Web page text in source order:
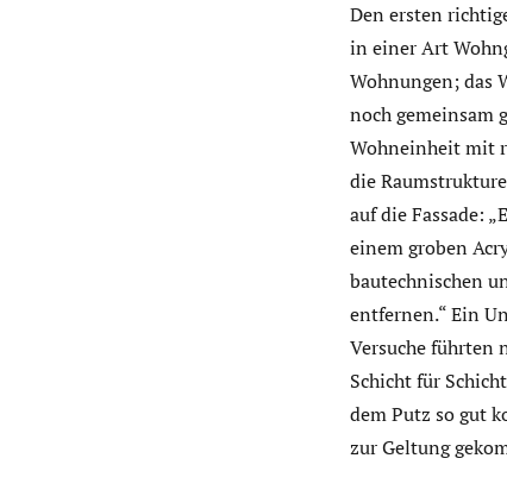
Den ersten
in einer Art
Wohnungen; das
noch gemeinsam
Wohneinheit mit
die
auf die Fassade:
einem groben
bautechnischen
entfernen.“ Ein
Versuche führten
Schicht für
dem Putz so gut
zur Geltung